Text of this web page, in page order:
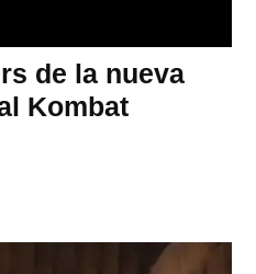
de la nueva
Kombat